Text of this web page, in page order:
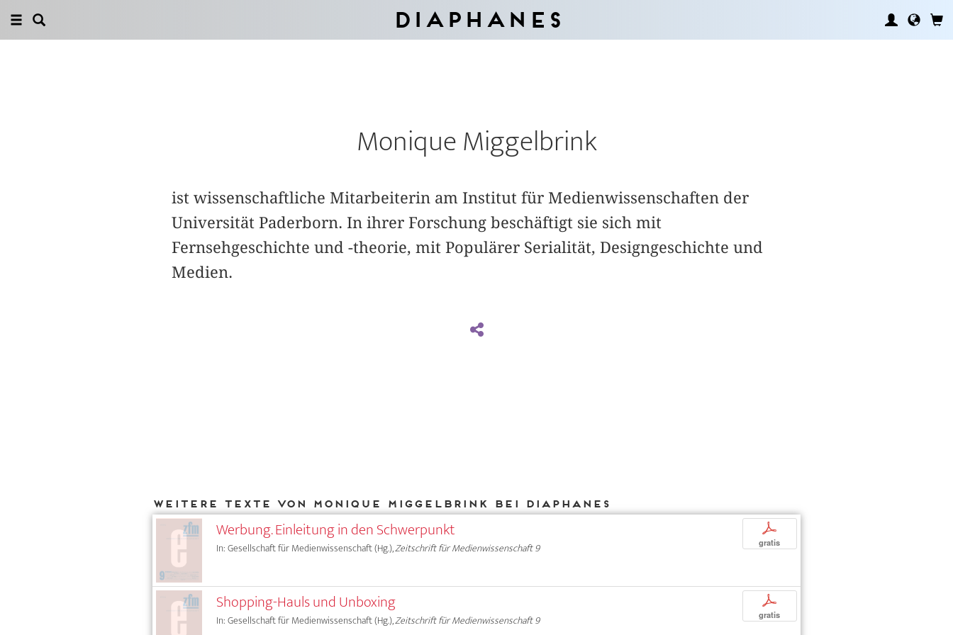
Diaphanes
Monique Miggelbrink
ist wissenschaftliche Mitarbeiterin am Institut für Medienwissenschaften der
Universität Paderborn. In ihrer Forschung beschäftigt sie sich mit
Fernsehgeschichte und -theorie, mit Populärer Serialität, Designgeschichte und
Medien.
Weitere Texte von Monique Miggelbrink bei DIAPHANES
Werbung. Einleitung in den Schwerpunkt
In: Gesellschaft für Medienwissenschaft (Hg.),Zeitschrift für Medienwissenschaft 9
p
gratis
Shopping-Hauls und Unboxing
In: Gesellschaft für Medienwissenschaft (Hg.),Zeitschrift für Medienwissenschaft 9
p
gratis